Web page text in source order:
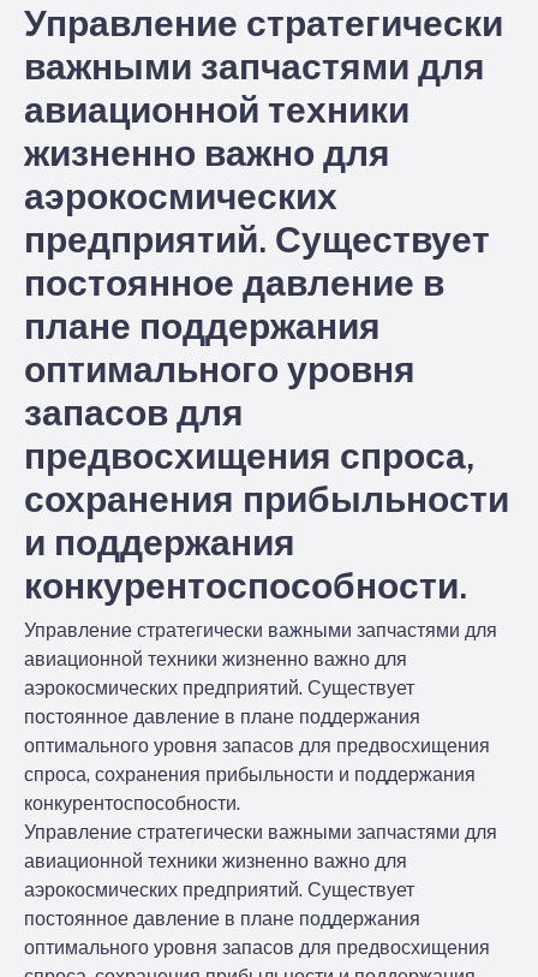
Управление стратегически
важными запчастями для
авиационной техники
жизненно важно для
аэрокосмических
предприятий. Существует
постоянное давление в
плане поддержания
оптимального уровня
запасов для
предвосхищения спроса,
сохранения прибыльности
и поддержания
конкурентоспособности.
Управление стратегически важными запчастями для
авиационной техники жизненно важно для
аэрокосмических предприятий. Существует
постоянное давление в плане поддержания
оптимального уровня запасов для предвосхищения
спроса, сохранения прибыльности и поддержания
конкурентоспособности.
Управление стратегически важными запчастями для
авиационной техники жизненно важно для
аэрокосмических предприятий. Существует
постоянное давление в плане поддержания
оптимального уровня запасов для предвосхищения